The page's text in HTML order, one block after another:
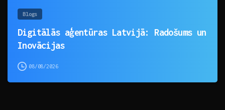
Blogs
Digitālās aģentūras Latvijā: Radošums un
Inovācijas
08/08/2026